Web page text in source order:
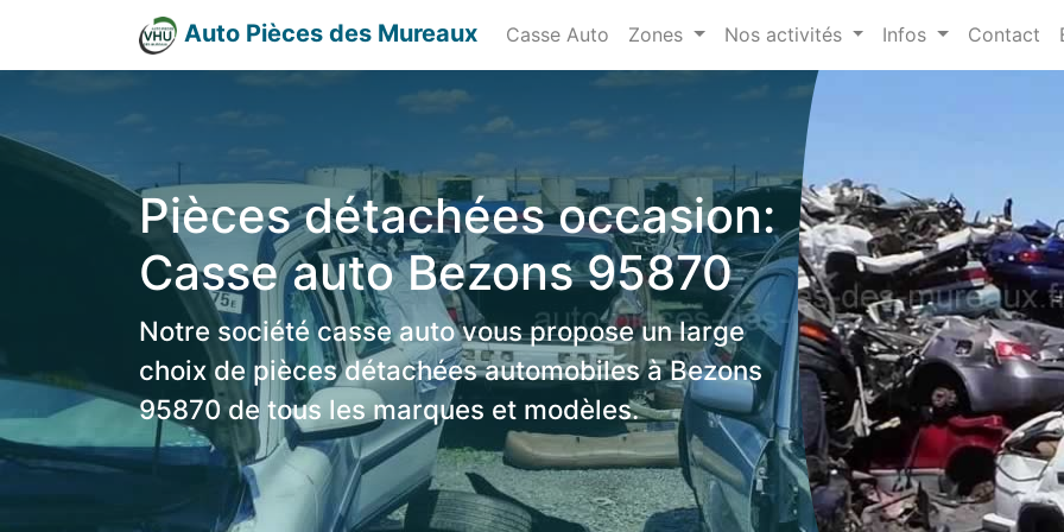
Auto Pièces des Mureaux Casse Auto Zones Nos activités Infos Contact
Pièces détachées occasion:
Casse auto Bezons 95870
Notre société casse auto vous propose un large
choix de pièces détachées automobiles à Bezons
95870 de tous les marques et modèles.